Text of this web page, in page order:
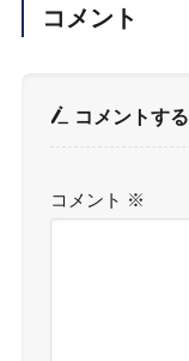
コメント
コメントする
コメント ※